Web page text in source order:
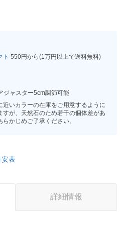
ト 550円から(1万円以上で送料無料)
ジャスター5cm調節可能
近いカラーの在庫をご用意するように
すが、天然石のため若干の個体差があ
らかじめご了承ください。
表
詳細情報